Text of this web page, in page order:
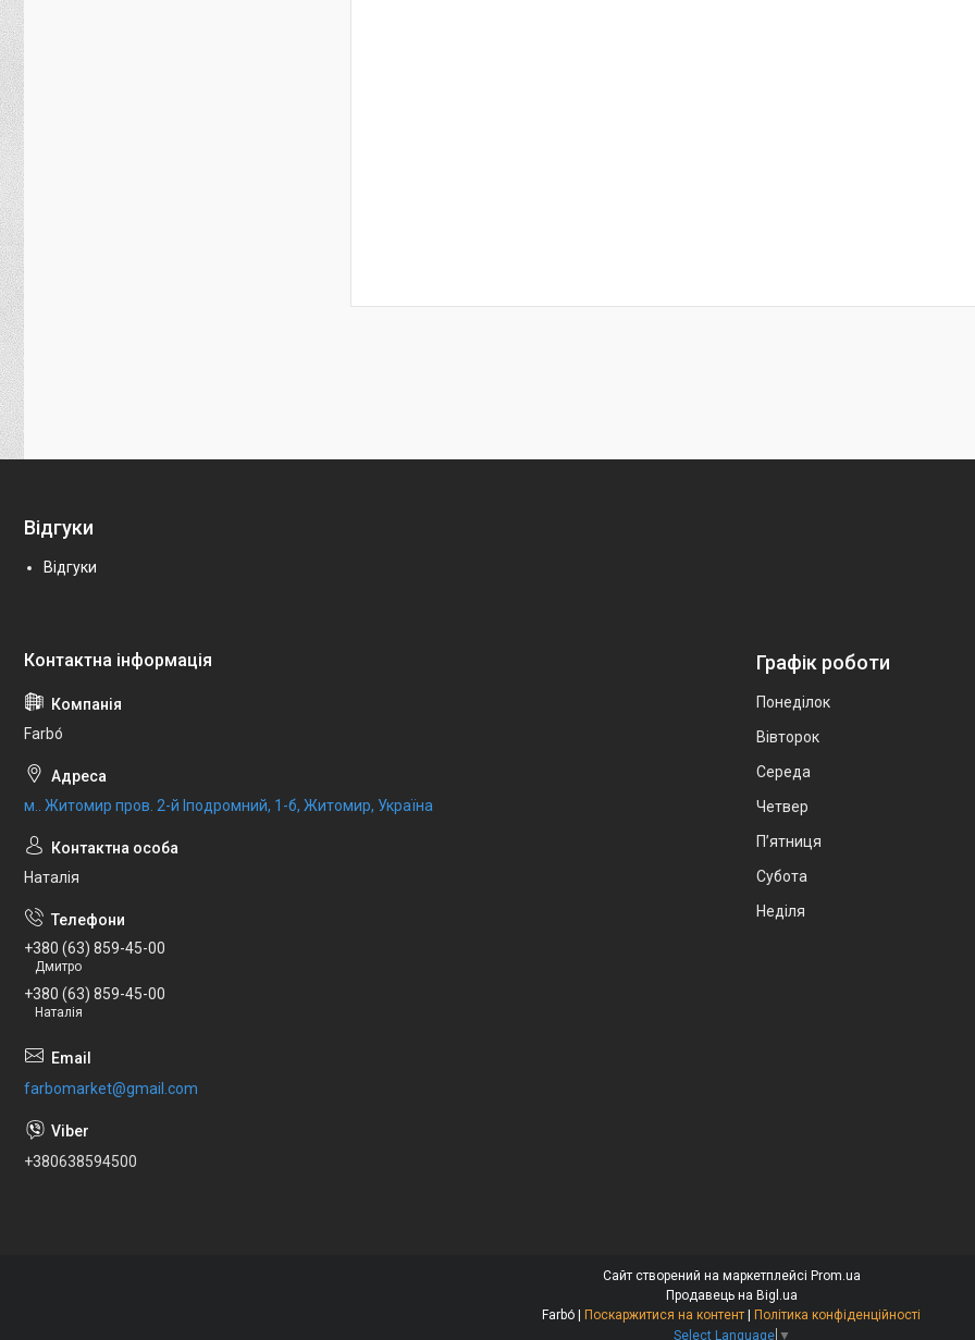
Відгуки
Відгуки
Farbо́
м.. Житомир пров. 2-й Іподромний, 1-б, Житомир, Україна
Наталія
+380 (63) 859-45-00
Дмитро
+380 (63) 859-45-00
Наталія
farbomarket@gmail.com
+380638594500
Графік роботи
Понеділок
Вівторок
Середа
Четвер
Пʼятниця
Субота
Неділя
Сайт створений на маркетплейсі Prom.ua
Продавець на Bigl.ua
Поскаржитися на контент
Політика конфіденційності
Select Language ▼